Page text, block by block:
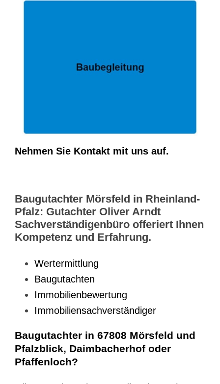
Nehmen Sie Kontakt mit uns auf.
Baugutachter Mörsfeld in Rheinland-
Pfalz: Gutachter Oliver Arndt
Sachverständigenbüro offeriert Ihnen
Kompetenz und Erfahrung.
Wertermittlung
Baugutachten
Immobilienbewertung
Immobiliensachverständiger
Baugutachter in 67808 Mörsfeld und
Pfalzblick, Daimbacherhof oder
Pfaffenloch?